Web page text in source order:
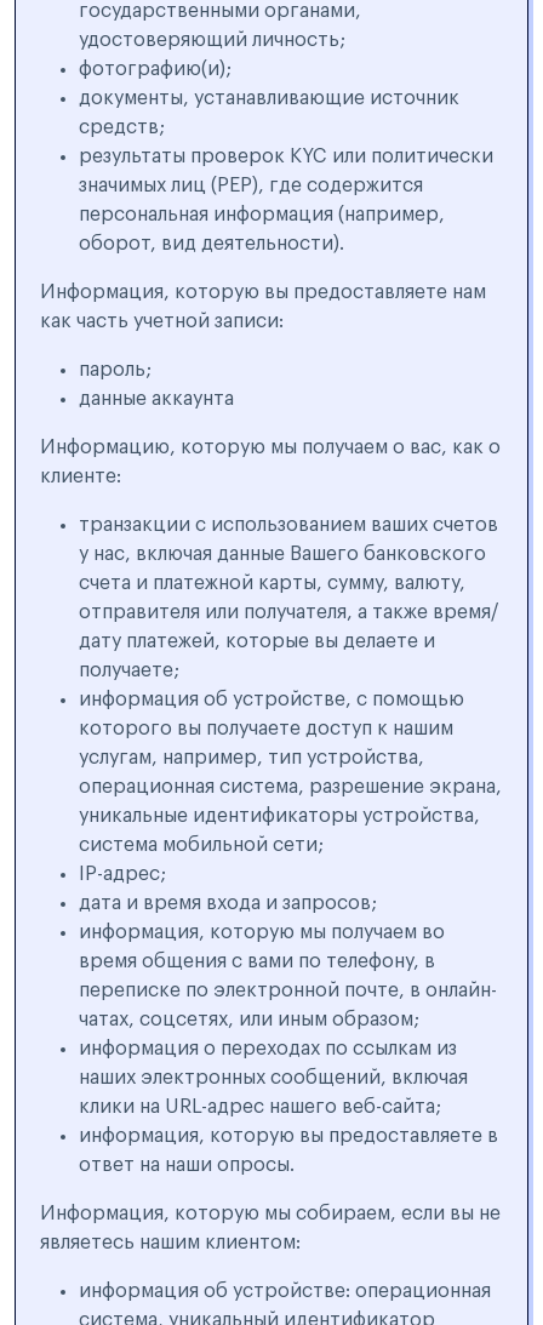
государственными органами,
удостоверяющий личность;
фотографию(и);
документы, устанавливающие источник
средств;
результаты проверок KYC или политически
значимых лиц (PEP), где содержится
персональная информация (например,
оборот, вид деятельности).
Информация, которую вы предоставляете нам
как часть учетной записи:
пароль;
данные аккаунта
Информацию, которую мы получаем о вас, как о
клиенте:
транзакции с использованием ваших счетов
у нас, включая данные Вашего банковского
счета и платежной карты, сумму, валюту,
отправителя или получателя, а также время/
дату платежей, которые вы делаете и
получаете;
информация об устройстве, с помощью
которого вы получаете доступ к нашим
услугам, например, тип устройства,
операционная система, разрешение экрана,
уникальные идентификаторы устройства,
система мобильной сети;
IP-адрес;
дата и время входа и запросов;
информация, которую мы получаем во
время общения с вами по телефону, в
переписке по электронной почте, в онлайн-
чатах, соцсетях, или иным образом;
информация о переходах по ссылкам из
наших электронных сообщений, включая
клики на URL-адрес нашего веб-сайта;
информация, которую вы предоставляете в
ответ на наши опросы.
Информация, которую мы собираем, если вы не
являетесь нашим клиентом:
информация об устройстве: операционная
система, уникальный идентификатор